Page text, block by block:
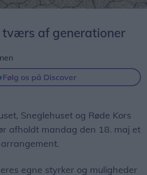
tværs af generationer
Følg os på Discover
Sneglehuset og Røde Kors
afholdt mandag den 18. maj et
egne styrker og muligheder